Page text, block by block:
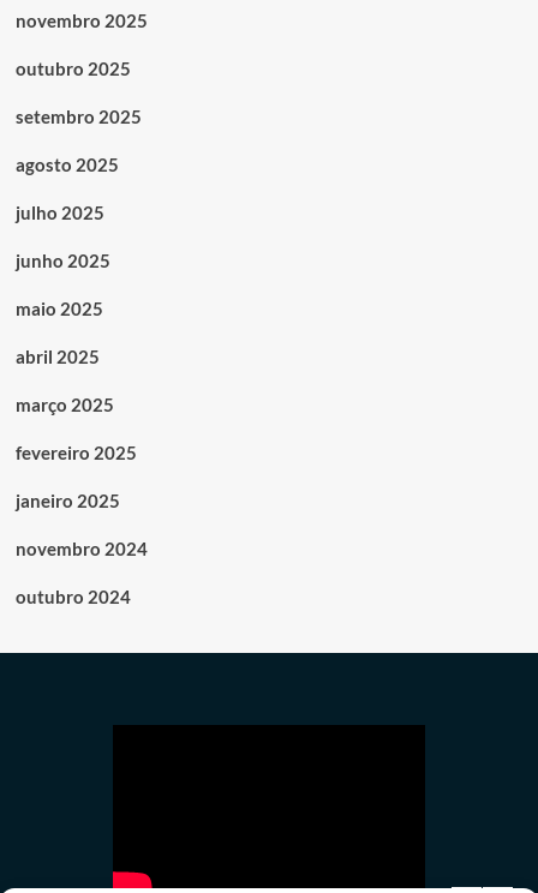
novembro 2025
outubro 2025
setembro 2025
agosto 2025
julho 2025
junho 2025
maio 2025
abril 2025
março 2025
fevereiro 2025
janeiro 2025
novembro 2024
outubro 2024